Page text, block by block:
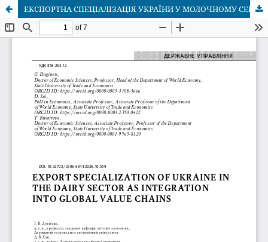
ЕКСПОРТНА СПЕЦІАЛІЗАЦІЯ УКРАЇНИ У МОЛОЧНОМУ СЕКТОРІ ЯК ІНТЕГРАЦІЯ В ГЛОБАЛЬНІ ЛАНЦЮГИ ВАРТОСТІ